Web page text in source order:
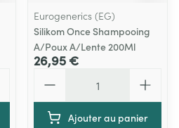
Eurogenerics (EG)
Silikom Once Shampooing
A/Poux A/Lente 200Ml
26,95 €
Ajouter au panier